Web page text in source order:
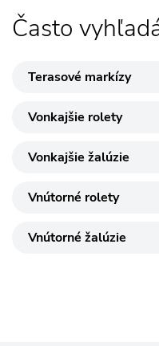
Často
Terasové markízy
Vonkajšie rolety
Vonkajšie žalúzie
Vnútorné rolety
Vnútorné žalúzie